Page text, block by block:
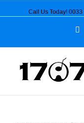
Call Us Today!